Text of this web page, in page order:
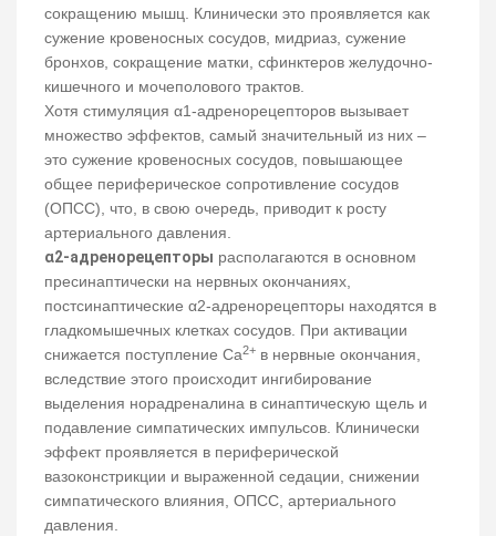
сокращению мышц. Клинически это проявляется как
сужение кровеносных сосудов, мидриаз, сужение
бронхов, сокращение матки, сфинктеров желудочно-
кишечного и мочеполового трактов.
Хотя стимуляция α1-адренорецепторов вызывает
множество эффектов, самый значительный из них –
это сужение кровеносных сосудов, повышающее
общее периферическое сопротивление сосудов
(ОПСС), что, в свою очередь, приводит к росту
артериального давления.
α2-адренорецепторы располагаются в основном
пресинаптически на нервных окончаниях,
постсинаптические α2-адренорецепторы находятся в
гладкомышечных клетках сосудов. При активации
снижается поступление Са2+ в нервные окончания,
вследствие этого происходит ингибирование
выделения норадреналина в синаптическую щель и
подавление симпатических импульсов. Клинически
эффект проявляется в периферической
вазоконстрикции и выраженной седации, снижении
симпатического влияния, ОПСС, артериального
давления.